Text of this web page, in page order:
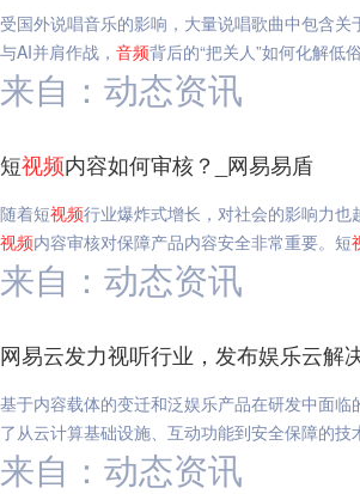
受国外说唱音乐的影响，大量说唱歌曲中包含
与AI并肩作战， 音频背后的“把关人”如何化解低
来自：动态资讯
短视频内容如何审核？_网易易盾
随着短视频行业爆炸式增长，对社会的影响力也
视频内容审核对保障产品内容安全非常重要。短
来自：动态资讯
网易云发力视听行业，发布娱乐云解
基于内容载体的变迁和泛娱乐产品在研发中面
了从云计算基础设施、互动功能到安全保障的
来自：动态资讯